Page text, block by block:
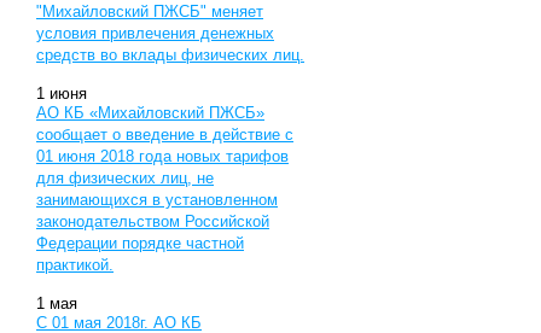
"Михайловский ПЖСБ" меняет
условия привлечения денежных
средств во вклады физических лиц.
1 июня
АО КБ «Михайловский ПЖСБ»
сообщает о введение в действие с
01 июня 2018 года новых тарифов
для физических лиц, не
занимающихся в установленном
законодательством Российской
Федерации порядке частной
практикой.
1 мая
С 01 мая 2018г. АО КБ